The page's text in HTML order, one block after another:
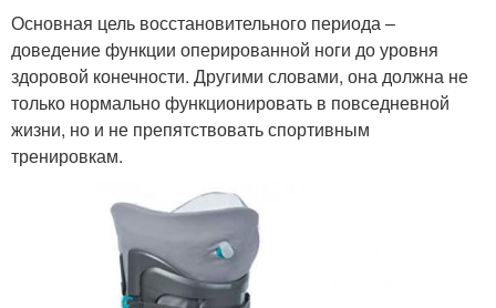
Основная цель восстановительного периода –
доведение функции оперированной ноги до уровня
здоровой конечности. Другими словами, она должна не
только нормально функционировать в повседневной
жизни, но и не препятствовать спортивным
тренировкам.